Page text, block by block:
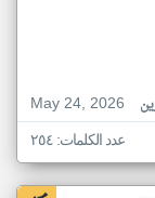
May 24, 2026
عدد الكلمات: ٢٥٤